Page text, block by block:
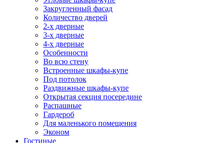
Закругленный фасад
Количество дверей
2-х дверные
3-х дверные
4-х дверные
Особенности
Во всю стену
Встроенные шкафы-купе
Под потолок
Раздвижные шкафы-купе
Открытая секция посередине
Распашные
Гардероб
Для маленького помещения
Эконом
Гостиные